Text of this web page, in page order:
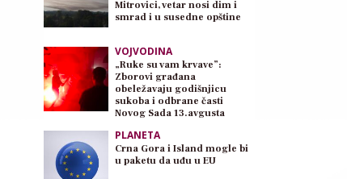
Mitrovici, vetar nosi dim i
smrad i u susedne opštine
VOJVODINA
„Ruke su vam krvave”:
Zborovi građana
obeležavaju godišnjicu
sukoba i odbrane časti
Novog Sada 13.avgusta
PLANETA
Crna Gora i Island mogle bi
u paketu da uđu u EU